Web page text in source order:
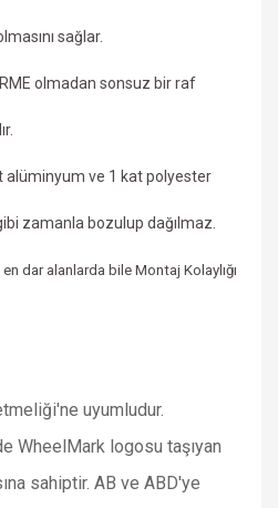
sağlar.
olmadan sonsuz bir raf
alüminyum ve 1 kat polyester
zamanla bozulup dağılmaz.
dar alanlarda bile Montaj Kolaylığı
uyumludur.
WheelMark logosu taşıyan
sahiptir. AB ve ABD'ye